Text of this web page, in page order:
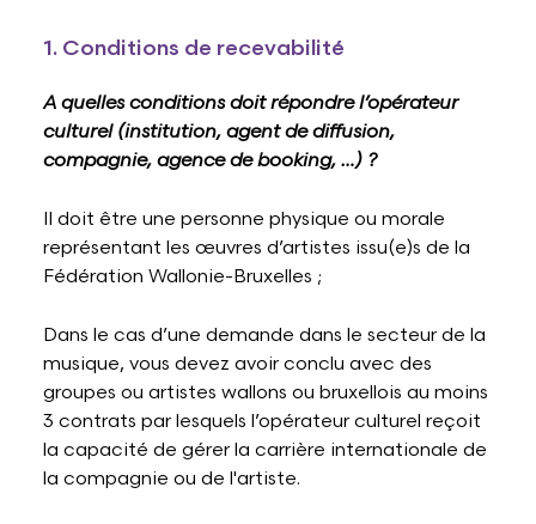
1. Conditions de recevabilité
A quelles conditions doit répondre l’opérateur
culturel (institution, agent de diffusion,
compagnie, agence de booking, …) ?
Il doit être une personne physique ou morale
représentant les œuvres d’artistes issu(e)s de la
Fédération Wallonie-Bruxelles ;
Dans le cas d’une demande dans le secteur de la
musique, vous devez avoir conclu avec des
groupes ou artistes wallons ou bruxellois au moins
3 contrats par lesquels l’opérateur culturel reçoit
la capacité de gérer la carrière internationale de
la compagnie ou de l'artiste.